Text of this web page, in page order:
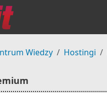
Wiedzy Hostingi